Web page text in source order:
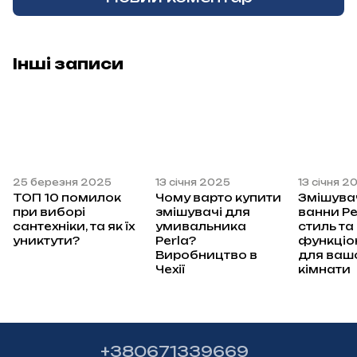
Інші записи
25 березня 2025
ТОП 10 помилок
при виборі
сантехніки, та як їх
униктути?
13 січня 2025
Чому варто купити
змішувачі для
умивальника
Perla?
Виробництво в
Чехії
13 січня
ванни
стиль та
для
кімнати
+380671339669